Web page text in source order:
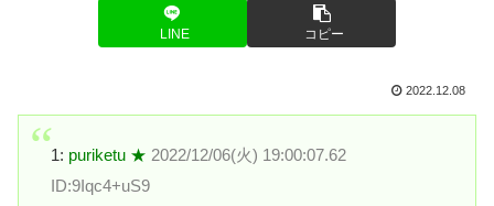
LINE コピー
2022.12.08
1: puriketu ★ 2022/12/06(火) 19:00:07.62
ID:9Iqc4+uS9